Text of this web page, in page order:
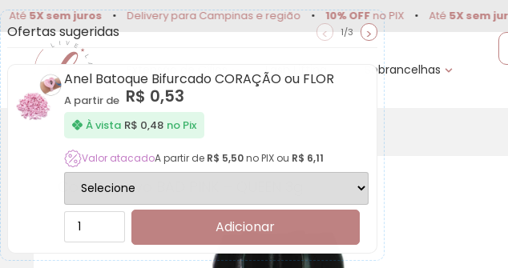
sem juros • Delivery para Campinas e região • 10% OFFno PIX • Até 5X sem juros •
Extensão de Cílios Lash Lifting Sobrancelhas
Cola Adesivo BAD PINK – QUEEN 3g
Ofertas sugeridas < 1/3 >
Anel Batoque Bifurcado CORAÇÃO ou FLOR
A partir de R$ 0,53
À vista R$ 0,48 no Pix
Valor atacadoA partir de R$ 5,50no PIX ou R$ 6,11
Adicionar